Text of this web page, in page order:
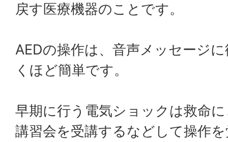
戻す医療機器のことです。
AEDの操作は、音声メッセージ
くほど簡単です。
早期に行う電気ショックは救命
講習会を受講するなどして操作